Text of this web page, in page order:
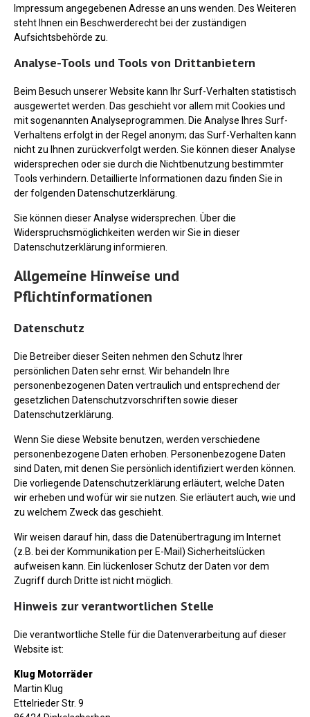
Impressum angegebenen Adresse an uns wenden. Des Weiteren
steht Ihnen ein Beschwerderecht bei der zuständigen
Aufsichtsbehörde zu.
Analyse-Tools und Tools von Drittanbietern
Beim Besuch unserer Website kann Ihr Surf-Verhalten statistisch
ausgewertet werden. Das geschieht vor allem mit Cookies und
mit sogenannten Analyseprogrammen. Die Analyse Ihres Surf-
Verhaltens erfolgt in der Regel anonym; das Surf-Verhalten kann
nicht zu Ihnen zurückverfolgt werden. Sie können dieser Analyse
widersprechen oder sie durch die Nichtbenutzung bestimmter
Tools verhindern. Detaillierte Informationen dazu finden Sie in
der folgenden Datenschutzerklärung.
Sie können dieser Analyse widersprechen. Über die
Widerspruchsmöglichkeiten werden wir Sie in dieser
Datenschutzerklärung informieren.
Allgemeine Hinweise und
Pflichtinformationen
Datenschutz
Die Betreiber dieser Seiten nehmen den Schutz Ihrer
persönlichen Daten sehr ernst. Wir behandeln Ihre
personenbezogenen Daten vertraulich und entsprechend der
gesetzlichen Datenschutzvorschriften sowie dieser
Datenschutzerklärung.
Wenn Sie diese Website benutzen, werden verschiedene
personenbezogene Daten erhoben. Personenbezogene Daten
sind Daten, mit denen Sie persönlich identifiziert werden können.
Die vorliegende Datenschutzerklärung erläutert, welche Daten
wir erheben und wofür wir sie nutzen. Sie erläutert auch, wie und
zu welchem Zweck das geschieht.
Wir weisen darauf hin, dass die Datenübertragung im Internet
(z.B. bei der Kommunikation per E-Mail) Sicherheitslücken
aufweisen kann. Ein lückenloser Schutz der Daten vor dem
Zugriff durch Dritte ist nicht möglich.
Hinweis zur verantwortlichen Stelle
Die verantwortliche Stelle für die Datenverarbeitung auf dieser
Website ist:
Klug Motorräder
Martin Klug
Ettelrieder Str. 9